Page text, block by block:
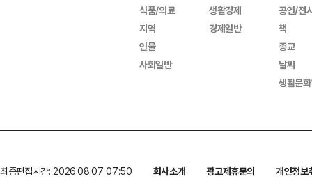
식품/의료
지역
인물
사회일반
생활경제
경제일반
공연/전
책
종교
날씨
생활문
최종편집시간: 2026.08.07 07:50 회사소개 광고제휴문의
개인정보